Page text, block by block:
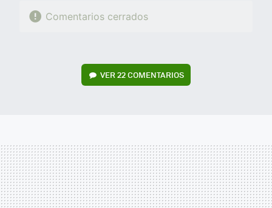
Comentarios cerrados
VER22 COMENTARIOS